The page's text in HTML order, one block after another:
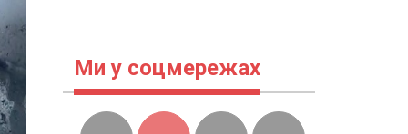
Ми у соцмережах